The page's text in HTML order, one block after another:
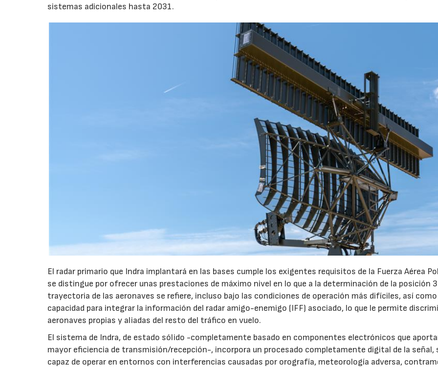
sistemas adicionales hasta 2031.
El radar primario que Indra implantará en las bases cumple los exigentes requisitos de la Fuerza Aérea
se distingue por ofrecer unas prestaciones de máximo nivel en lo que a la determinación de la posición
trayectoria de las aeronaves se refiere, incluso bajo las condiciones de operación más difíciles, así
capacidad para integrar la información del radar amigo-enemigo (IFF) asociado, lo que le permite
aeronaves propias y aliadas del resto del tráfico en vuelo.
El sistema de Indra, de estado sólido -completamente basado en componentes electrónicos que
mayor eficiencia de transmisión/recepción-, incorpora un procesado completamente digital de la señal,
capaz de operar en entornos con interferencias causadas por orografía, meteorología adversa,